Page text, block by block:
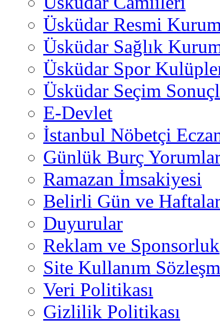
Üsküdar Resmi
Üsküdar Sağlık
Üsküdar Spor
Üsküdar Seçim
E-Devlet
İstanbul Nöbetçi
Günlük Burç
Ramazan İmsakiyesi
Belirli Gün ve
Duyurular
Reklam ve Sponsorluk
Site Kullanım
Veri Politikası
Gizlilik Politikası